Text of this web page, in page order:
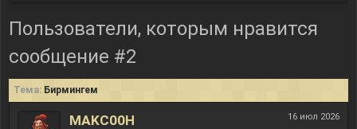
Пользователи, которым нравится
сообщение #2
Тема: Бирмингем
16 июл 2026
MAKC00H